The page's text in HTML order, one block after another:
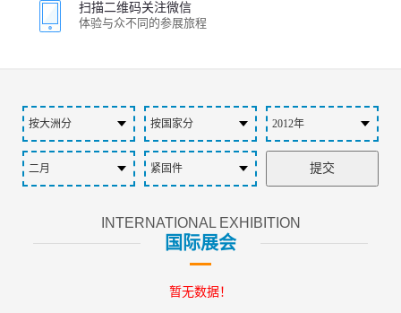
扫描二维码关注微信
体验与众不同的参展旅程
INTERNATIONAL EXHIBITION
国际展会
暂无数据！